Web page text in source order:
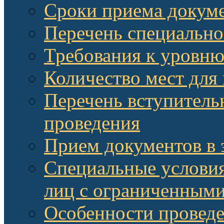
Сроки приема
Перечень
Требования к
Количество мест
Перечень
проведения
Прием документов в
Специальные
лиц с
Особенности